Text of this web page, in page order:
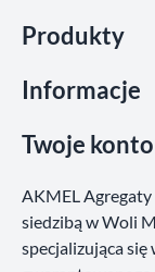
Produkty
Informacje
Twoje konto
AKMEL
siedzibą w Woli
specjalizująca się